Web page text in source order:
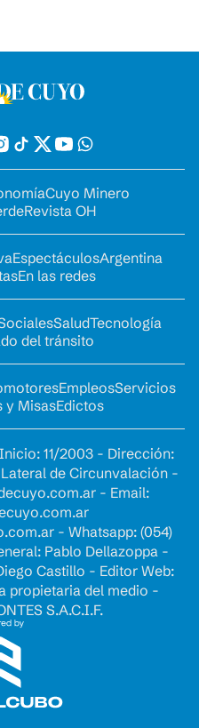
Cuyo Minero
Revista OH
EspectáculosArgentina
En las redes
SaludTecnología
del tránsito
EmpleosServicios
y MisasEdictos
11/2003 - Dirección:
de Circunvalación -
- Email:
- Whatsapp: (054)
Pablo Dellazoppa -
Castillo - Editor Web:
propietaria del medio -
S.A.C.I.F.